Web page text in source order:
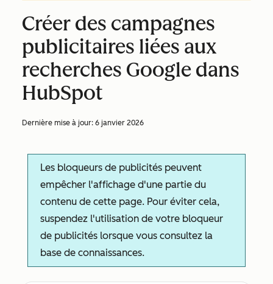
Créer des campagnes
publicitaires liées aux
recherches Google dans
HubSpot
Dernière mise à jour: 6 janvier 2026
Les bloqueurs de publicités peuvent
empêcher l'affichage d'une partie du
contenu de cette page. Pour éviter cela,
suspendez l'utilisation de votre bloqueur
de publicités lorsque vous consultez la
base de connaissances.